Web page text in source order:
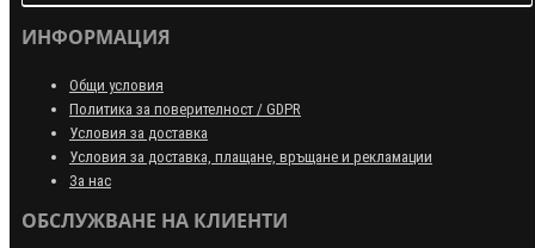
ИНФОРМАЦИЯ
Общи условия
Политика за поверителност / GDPR
Условия за доставка
Условия за доставка, плащане, връщане и рекламации
За нас
ОБСЛУЖВАНЕ НА КЛИЕНТИ